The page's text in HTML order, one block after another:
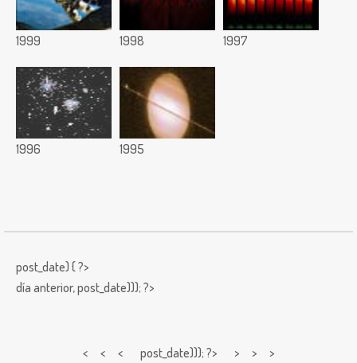
1999 1998 1997
1996 1995
post_date) { ?>
día anterior,post_date))); ?>
< < < post_date))); ?> > > >